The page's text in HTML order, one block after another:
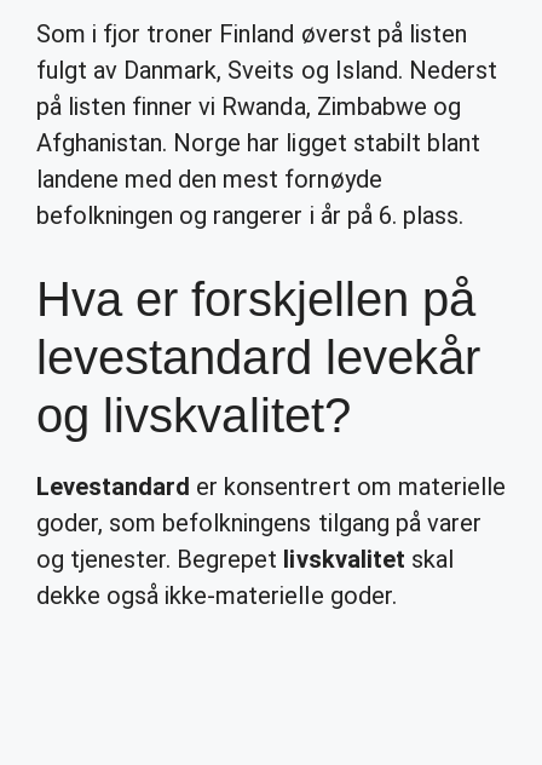
Som i fjor troner Finland øverst på listen
fulgt av Danmark, Sveits og Island. Nederst
på listen finner vi Rwanda, Zimbabwe og
Afghanistan. Norge har ligget stabilt blant
landene med den mest fornøyde
befolkningen og rangerer i år på 6. plass.
Hva er forskjellen på
levestandard levekår
og livskvalitet?
Levestandard er konsentrert om materielle
goder, som befolkningens tilgang på varer
og tjenester. Begrepet livskvalitet skal
dekke også ikke-materielle goder.